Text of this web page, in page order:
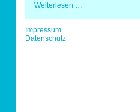
Weiterlesen …
Navigation
überspringen
Impressum
Datenschutz